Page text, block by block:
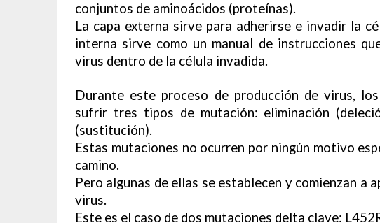
conjuntos de aminoácidos (proteínas).
La capa externa sirve para adherirse e invadir la
interna sirve como un manual de instrucciones
virus dentro de la célula invadida.
Durante este proceso de producción de virus,
sufrir tres tipos de mutación: eliminación
(sustitución).
Estas mutaciones no ocurren por ningún motivo
camino.
Pero algunas de ellas se establecen y comienzan a
virus.
Este es el caso de dos mutaciones delta clave: